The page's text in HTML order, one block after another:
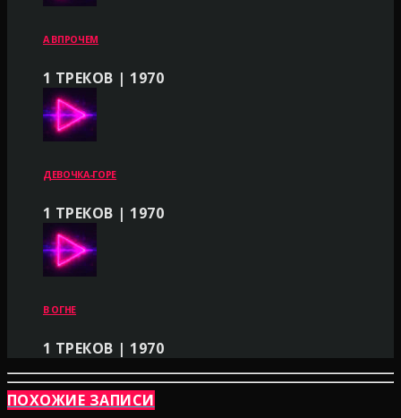
А ВПРОЧЕМ
1 ТРЕКОВ | 1970
ДЕВОЧКА-ГОРЕ
1 ТРЕКОВ | 1970
В ОГНЕ
1 ТРЕКОВ | 1970
ПОХОЖИЕ ЗАПИСИ